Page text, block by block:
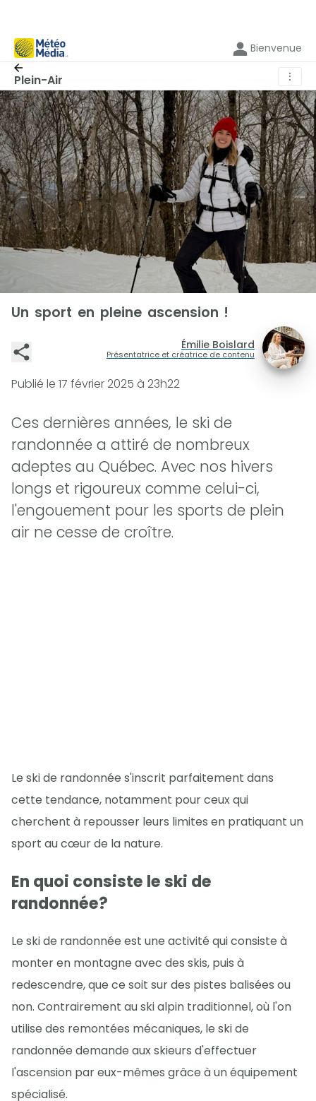
Bienvenue
Plein-Air ⋮
Un sport en pleine ascension !
Émilie Boislard
Présentatrice et créatrice de contenu
Publié le 17 février 2025 à 23h22
Ces dernières années, le ski de
randonnée a attiré de nombreux
adeptes au Québec. Avec nos hivers
longs et rigoureux comme celui-ci,
l'engouement pour les sports de plein
air ne cesse de croître.
Le ski de randonnée s'inscrit parfaitement dans
cette tendance, notamment pour ceux qui
cherchent à repousser leurs limites en pratiquant un
sport au cœur de la nature.
En quoi consiste le ski de
randonnée?
Le ski de randonnée est une activité qui consiste à
monter en montagne avec des skis, puis à
redescendre, que ce soit sur des pistes balisées ou
non. Contrairement au ski alpin traditionnel, où l'on
utilise des remontées mécaniques, le ski de
randonnée demande aux skieurs d'effectuer
l'ascension par eux-mêmes grâce à un équipement
spécialisé.